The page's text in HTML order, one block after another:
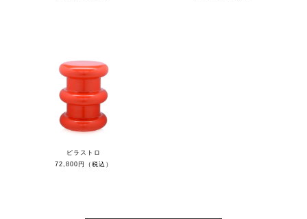
ピラストロ
72,800円（税込）